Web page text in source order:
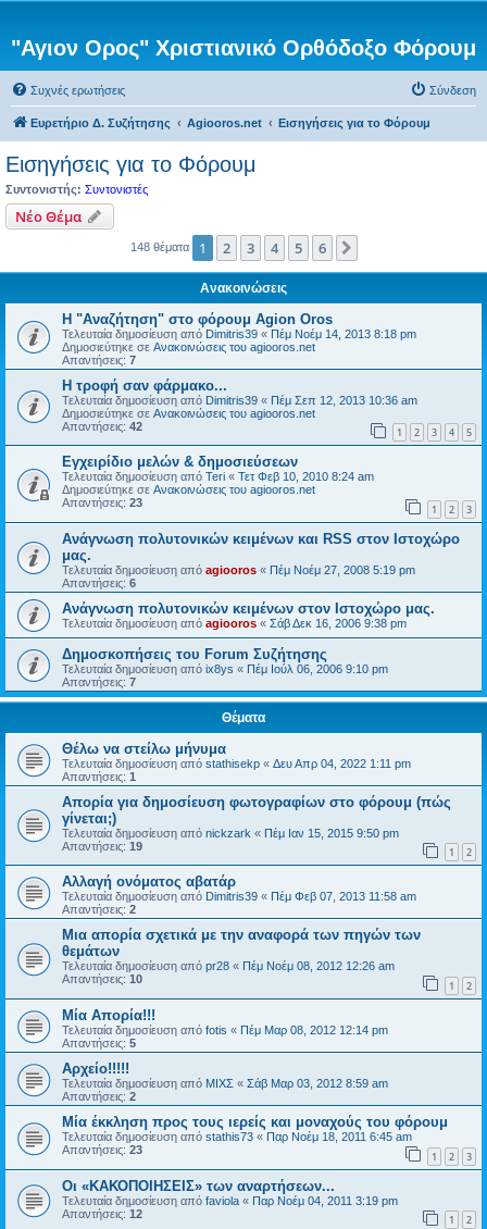
"Αγιον Ορος" Χριστιανικό Ορθόδοξο Φόρουμ
Συχνές ερωτήσεις Σύνδεση
Ευρετήριο Δ. Συζήτησης Agiooros.net Εισηγήσεις για το Φόρουμ
Εισηγήσεις για το Φόρουμ
Συντονιστής: Συντονιστές
Νέο Θέμα
148 θέματα 1 2 3 4 5 6
Ανακοινώσεις
Η "Αναζήτηση" στο φόρουμ Agion Oros
Τελευταία δημοσίευση από Dimitris39 « Πέμ Νοέμ 14, 2013 8:18 pm
Δημοσιεύτηκε σε Ανακοινώσεις του agiooros.net
Απαντήσεις: 7
H τροφή σαν φάρμακο...
Τελευταία δημοσίευση από Dimitris39 « Πέμ Σεπ 12, 2013 10:36 am
Δημοσιεύτηκε σε Ανακοινώσεις του agiooros.net
Απαντήσεις: 42 1 2 3 4 5
Εγχειρίδιο μελών & δημοσιεύσεων
Τελευταία δημοσίευση από Teri « Τετ Φεβ 10, 2010 8:24 am
Δημοσιεύτηκε σε Ανακοινώσεις του agiooros.net
Απαντήσεις: 23 1 2 3
Ανάγνωση πολυτονικών κειμένων και RSS στον Ιστοχώρο
μας.
Τελευταία δημοσίευση από agiooros « Πέμ Νοέμ 27, 2008 5:19 pm
Απαντήσεις: 6
Ανάγνωση πολυτονικών κειμένων στον Ιστοχώρο μας.
Τελευταία δημοσίευση από agiooros « Σάβ Δεκ 16, 2006 9:38 pm
Δημοσκοπήσεις του Forum Συζήτησης
Τελευταία δημοσίευση από ix8ys « Πέμ Ιούλ 06, 2006 9:10 pm
Απαντήσεις: 7
Θέματα
Θέλω να στείλω μήνυμα
Τελευταία δημοσίευση από stathisekp « Δευ Απρ 04, 2022 1:11 pm
Απαντήσεις: 1
Απορία για δημοσίευση φωτογραφίων στο φόρουμ (πώς
γίνεται;)
Τελευταία δημοσίευση από nickzark « Πέμ Ιαν 15, 2015 9:50 pm
Απαντήσεις: 19 1 2
Αλλαγή ονόματος αβατάρ
Τελευταία δημοσίευση από Dimitris39 « Πέμ Φεβ 07, 2013 11:58 am
Απαντήσεις: 2
Μια απορία σχετικά με την αναφορά των πηγών των
θεμάτων
Τελευταία δημοσίευση από pr28 « Πέμ Νοέμ 08, 2012 12:26 am
Απαντήσεις: 10 1 2
Μία Απορία!!!
Τελευταία δημοσίευση από fotis « Πέμ Μαρ 08, 2012 12:14 pm
Απαντήσεις: 5
Αρχείο!!!!!
Τελευταία δημοσίευση από ΜΙΧΣ « Σάβ Μαρ 03, 2012 8:59 am
Απαντήσεις: 2
Μία έκκληση προς τους ιερείς και μοναχούς του φόρουμ
Τελευταία δημοσίευση από stathis73 « Παρ Νοέμ 18, 2011 6:45 am
Απαντήσεις: 23 1 2 3
Οι «ΚΑΚΟΠΟΙΗΣΕΙΣ» των αναρτήσεων...
Τελευταία δημοσίευση από faviola « Παρ Νοέμ 04, 2011 3:19 pm
Απαντήσεις: 12 1 2